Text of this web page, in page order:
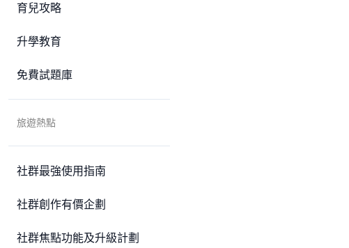
育兒攻略
升學教育
免費試題庫
旅遊熱點
社群最強使用指南
社群創作有價企劃
社群焦點功能及升級計劃